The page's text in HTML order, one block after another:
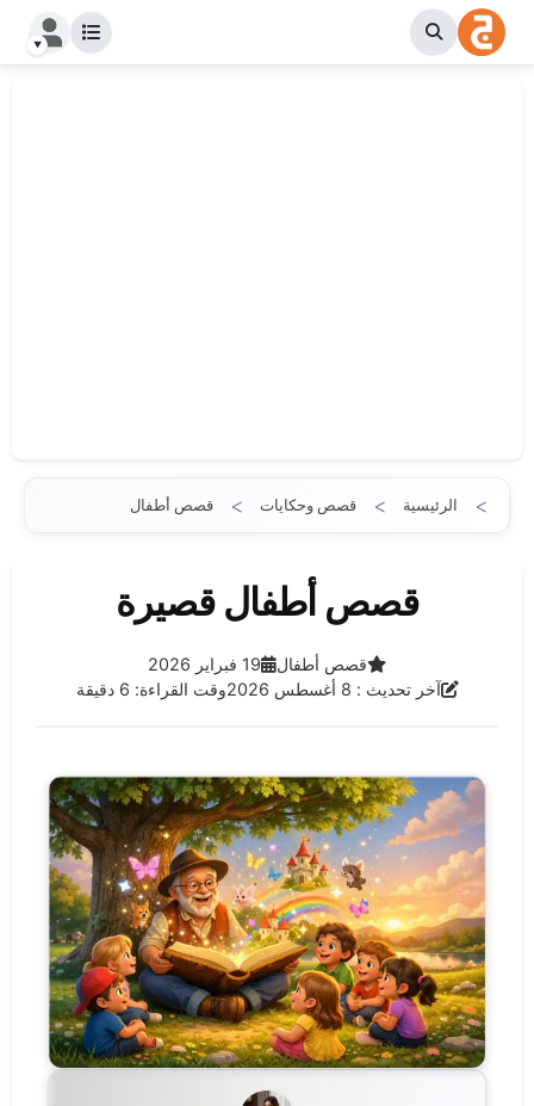
قصص أطفال قصص وحكايات الرئيسية
قصص أطفال قصيرة
الفئة:قصص أطفالتاريخ النشر:
19 فبراير 2026
آخر تحديث:
آخر تحديث : 8 أغسطس 2026 وقت القراءة: 6 دقيقة